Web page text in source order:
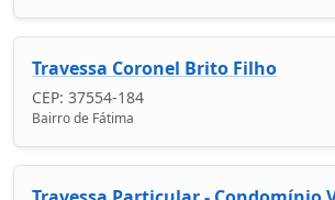
Travessa Coronel Brito Filho
CEP: 37554-184
Bairro de Fátima